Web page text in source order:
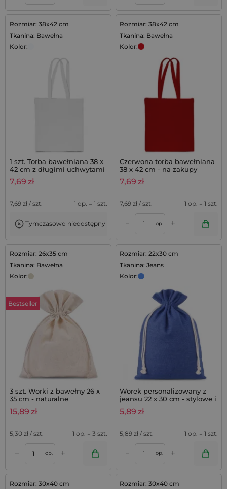
Rozmiar: 38x42 cm
Tkanina: Bawełna
Kolor:
1 szt. Torba bawełniana 38 x
42 cm z długimi uchwytami
- biała
7,69 zł
7,69 zł / szt. 1 op. = 1 szt.
Tymczasowo niedostępny
Rozmiar: 38x42 cm
Tkanina: Bawełna
Kolor:
Czerwona torba bawełniana
38 x 42 cm - na zakupy
7,69 zł
7,69 zł / szt. 1 op. = 1 szt.
– op. +
Rozmiar: 26x35 cm
Tkanina: Bawełna
Kolor:
Bestseller
3 szt. Worki z bawełny 26 x
35 cm - naturalne
15,89 zł
5,30 zł / szt. 1 op. = 3 szt.
– op. +
Rozmiar: 22x30 cm
Tkanina: Jeans
Kolor:
Worek personalizowany z
jeansu 22 x 30 cm - stylowe i
wytrzymałe opakowanie
5,89 zł
5,89 zł / szt. 1 op. = 1 szt.
– op. +
Rozmiar: 30x40 cm Rozmiar: 30x40 cm